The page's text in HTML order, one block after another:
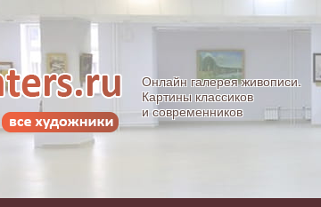
Allpainters.ru - картинная
Онлайн галерея живописи.
Картины классиков
и современников